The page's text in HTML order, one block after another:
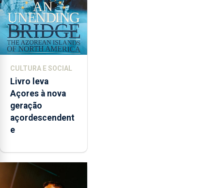
CULTURA E SOCIAL
Livro leva
Açores à nova
geração
açordescendent
e